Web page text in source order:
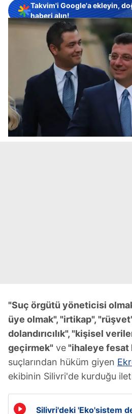
Takvim'i Google'a ekleyin,
haberi alın!
"Suç örgütü yöneticisi
üye olmak", "irtikap",
dolandırıcılık", "kişisel
geçirmek" ve "ihaleye fesat
suçlarından hüküm giyen
ekibinin Silivri'de kurduğu
Silivri'deki 'Eko'sistem